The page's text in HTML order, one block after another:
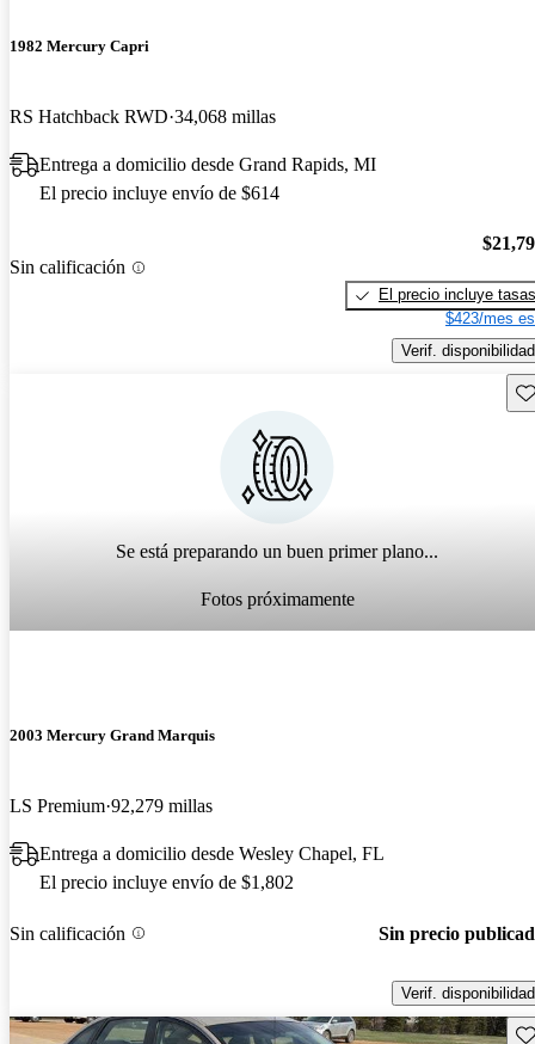
1982 Mercury Capri
RS Hatchback RWD 34,068 millas
Entrega a domicilio desde Grand Rapids, MI
El precio incluye envío de $614
Sin calificación
El precio incluye tasas
$423/mes
Verif. disponibilidad
Se está preparando un buen primer plano...
Fotos próximamente
2003 Mercury Grand Marquis
LS Premium 92,279 millas
Entrega a domicilio desde Wesley Chapel, FL
El precio incluye envío de $1,802
Sin calificación Sin precio
Verif. disponibilidad